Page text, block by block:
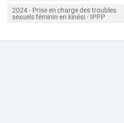
2024 - Prise en charge des troubles
sexuels féminin en kinési.- IPPP